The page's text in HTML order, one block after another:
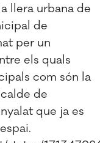
llera urbana de
de
per un
els quals
com són la
de
que ja es